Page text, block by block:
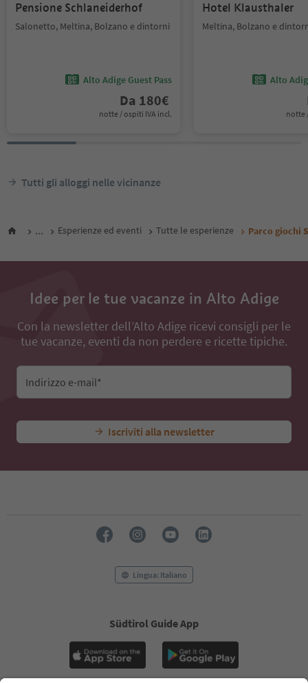
Pensione Schlaneiderhof
Salonetto, Meltina, Bolzano e dintorni
Alto Adige Guest Pass
Da 180€
notte / ospiti IVA incl.
Hotel Klausthaler
Meltina, Bolzano e
Alto
notte
Tutti gli alloggi nelle vicinanze
... Esperienze ed eventi Tutte le esperienze Parco giochi
Idee per le tue vacanze in Alto Adige
Con la newsletter dell’Alto Adige ricevi consigli per le
tue vacanze, eventi da non perdere e ricette tipiche.
Indirizzo e-mail*
Iscriviti alla newsletter
Lingua: Italiano
Südtirol Guide App